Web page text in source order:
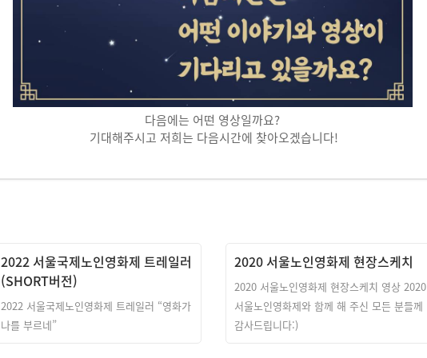
다음에는 어떤 영상일까요?
기대해주시고 저희는 다음시간에 찾아오겠습니다!
2022 서울국제노인영화제 트레일러
(SHORT버전)
2022 서울국제노인영화제 트레일러 “영화가
나를 부르네”
2020 서울노인영화제 현장스케치
2020 서울노인영화제 현장스케치 영상 2020
서울노인영화제와 함께 해 주신 모든 분들께
감사드립니다:)